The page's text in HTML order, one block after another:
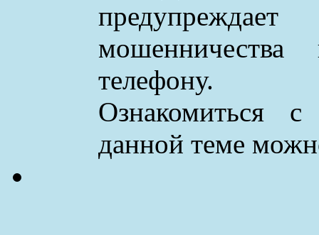
телефону.
Ознакомиться
данной теме